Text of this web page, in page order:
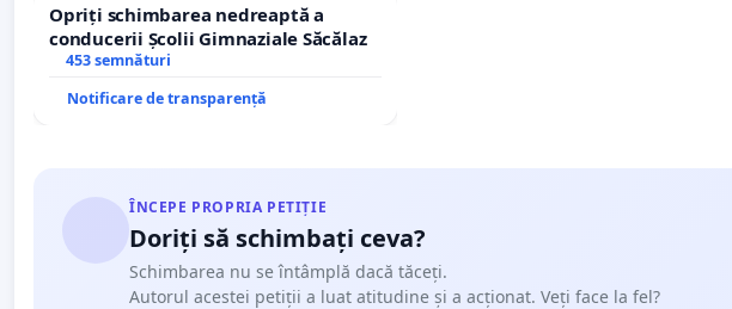
Opriți schimbarea nedreaptă a
conducerii Școlii Gimnaziale Săcălaz
453 semnături
Notificare de transparență
ÎNCEPE PROPRIA PETIȚIE
Doriți să schimbați ceva?
Schimbarea nu se întâmplă dacă tăceți.
Autorul acestei petiții a luat atitudine și a acționat. Veți face la fel?